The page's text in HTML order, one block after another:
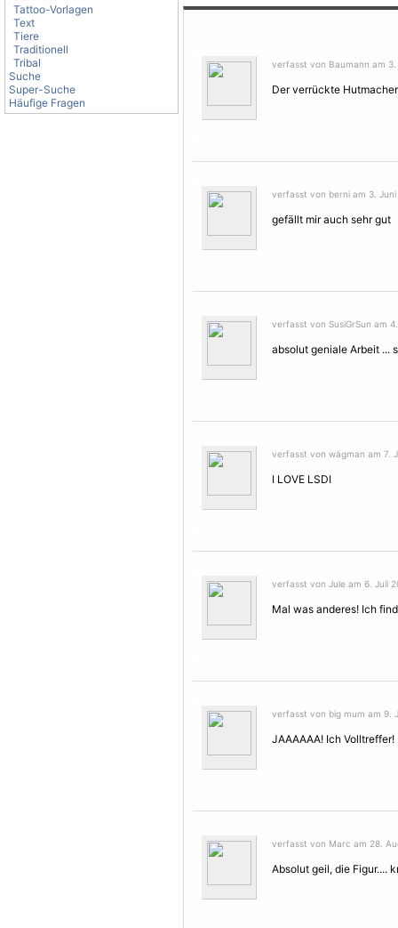
Tattoo-Vorlagen
Text
Tiere
Traditionell
Tribal
Suche
Super-Suche
Häufige Fragen
verfasst von Baumann am 3.
Der verrückte
verfasst von berni am 3.
gefällt mir auch sehr gut
verfasst von SusiGrSun am
absolut geniale Arbeit ...
verfasst von wägman am 7.
I LOVE LSDI
verfasst von Jule am 6. Juli
Mal was anderes! Ich
verfasst von big mum am 9.
JAAAAAA! Ich Volltreffer!
verfasst von Marc am 28.
Absolut geil, die Figur....